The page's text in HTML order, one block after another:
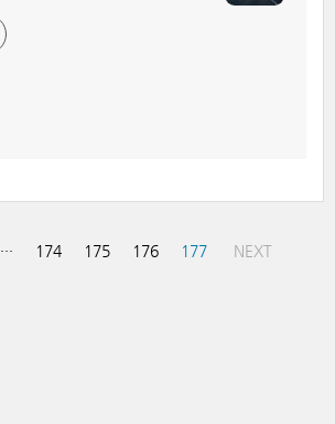
··· 174 175 176 177 NEXT